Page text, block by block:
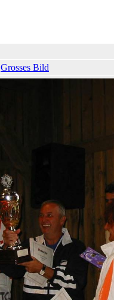
Grosses Bild